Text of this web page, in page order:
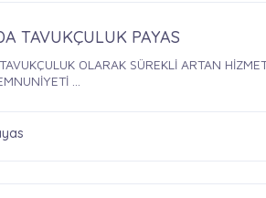
TAVUKÇULUK PAYAS
OLARAK SÜREKLİ ARTAN
...